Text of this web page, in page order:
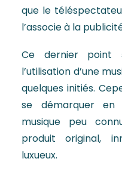
que le
l’associe à la
Ce dernier point
l’utilisation d’une
quelques initiés.
se démarquer
musique peu
produit original,
luxueux.